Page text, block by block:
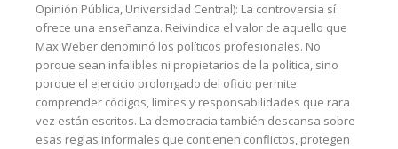
Opinión Pública, Universidad Central): La controversia sí
ofrece una enseñanza. Reivindica el valor de aquello que
Max Weber denominó los políticos profesionales. No
porque sean infalibles ni propietarios de la política, sino
porque el ejercicio prolongado del oficio permite
comprender códigos, límites y responsabilidades que rara
vez están escritos. La democracia también descansa sobre
esas reglas informales que contienen conflictos, protegen